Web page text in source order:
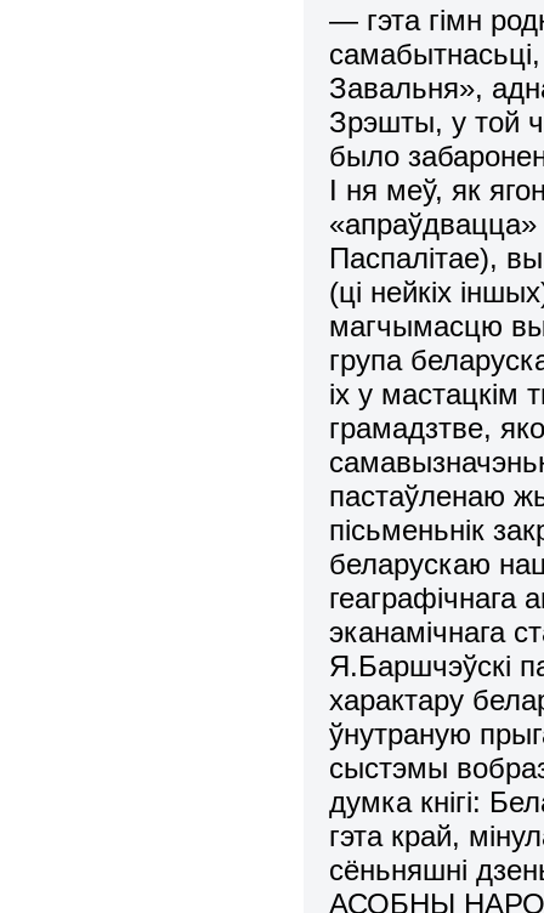
— гэта гімн
Завальня»,
Зрэшты, у той
было
І ня меў, як
Паспалітае),
(ці нейкіх
магчымасцю
група
іх у мастацкім
грамадзтве,
пастаўленаю
пісьменьнік
беларускаю
геаграфічнага
эканамічнага
Я.Баршчэўскі
характару
ўнутраную
сыстэмы
думка кнігі:
гэта край,
сёньняшні
АСОБНЫ НАРОД,